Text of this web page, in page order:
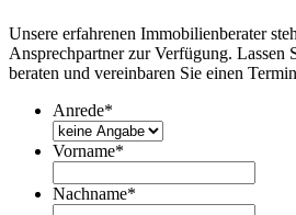
Unsere erfahrenen Immobilienberater
Ansprechpartner zur Verfügung. Lassen
beraten und vereinbaren Sie einen
Anrede*
Vorname*
Nachname*